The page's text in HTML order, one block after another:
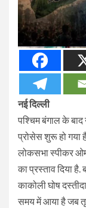
नई दिल्ली
पश्चिम बंगाल के
प्रोसेस शुरू हो
लोकसभा स्पीकर
का प्रस्ताव दिया
काकोली घोष
समय में आया है जब